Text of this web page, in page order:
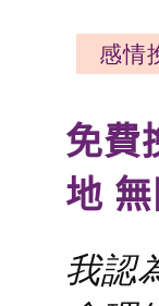
感情
免費
地
我認